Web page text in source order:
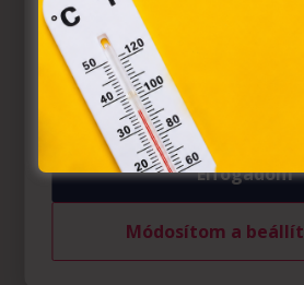
az Európai Unió előírásainak
Azon weblapoknak, melyek az
belül működnek, a „sütik"
felhasználó számítógépén vagy
tárolásához a felhasználók
Elfogadom
Módosítom a